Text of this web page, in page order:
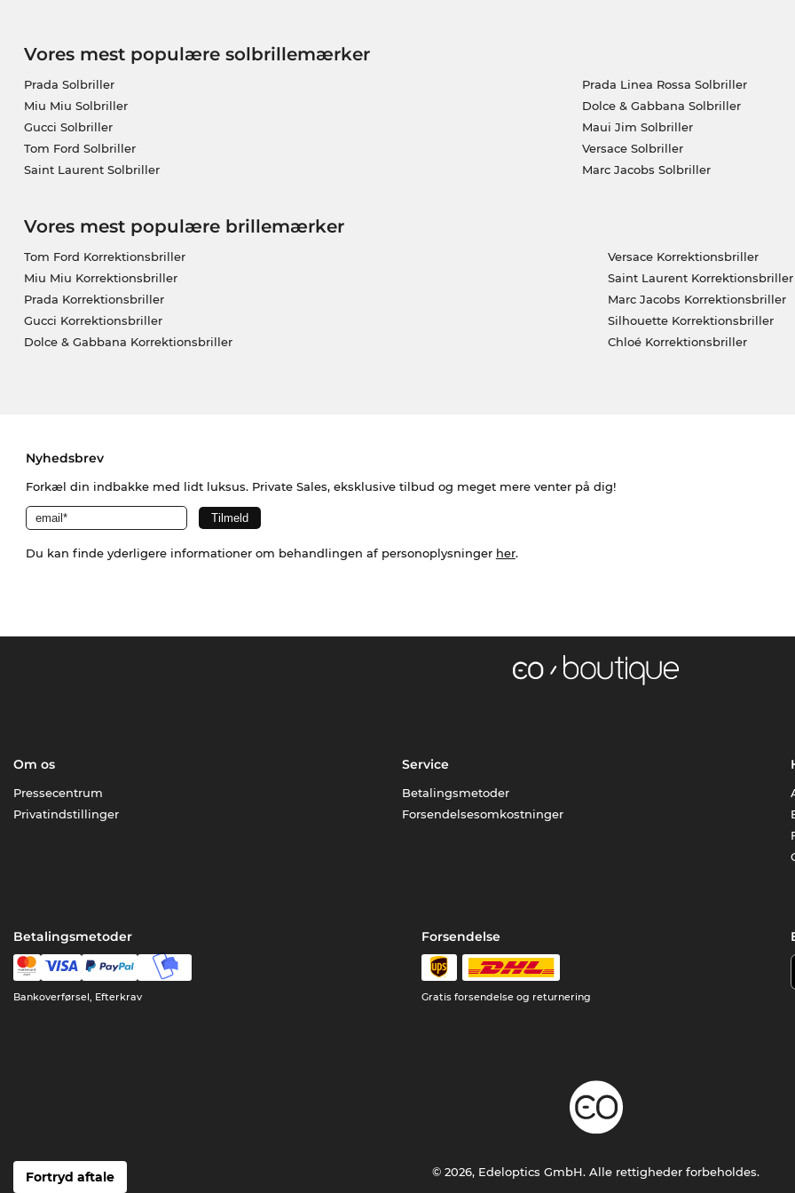
Vores mest populære solbrillemærker
Prada Solbriller
Miu Miu Solbriller
Gucci Solbriller
Tom Ford Solbriller
Saint Laurent Solbriller
Prada Linea Rossa Solbriller
Dolce & Gabbana Solbriller
Maui Jim Solbriller
Versace Solbriller
Marc Jacobs Solbriller
Vores mest populære brillemærker
Tom Ford Korrektionsbriller
Miu Miu Korrektionsbriller
Prada Korrektionsbriller
Gucci Korrektionsbriller
Dolce & Gabbana Korrektionsbriller
Versace Korrektionsbriller
Saint Laurent Korrektionsbriller
Marc Jacobs Korrektionsbriller
Silhouette Korrektionsbriller
Chloé Korrektionsbriller
Nyhedsbrev
Forkæl din indbakke med lidt luksus. Private Sales, eksklusive tilbud og meget mere venter på dig!
Du kan finde yderligere informationer om behandlingen af personoplysninger her.
Om os
Pressecentrum
Privatindstillinger
Service
Betalingsmetoder
Forsendelsesomkostninger
Betalingsmetoder
Bankoverførsel, Efterkrav
Forsendelse
Gratis forsendelse og returnering
Fortryd aftale © 2026, Edeloptics GmbH. Alle rettigheder forbeholdes.